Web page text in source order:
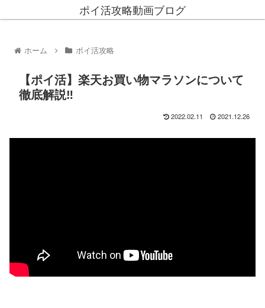
ポイ活攻略動画ブログ
ホーム ポイ活攻略
【ポイ活】楽天お買い物マラソンについて
徹底解説‼︎
2022.02.11 2021.12.26